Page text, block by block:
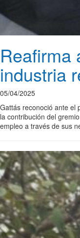
Reafirma
industria
05/04/2025
Gattás reconoció ante el
la contribución del
empleo a través de sus